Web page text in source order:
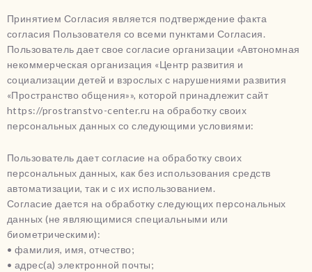
Принятием Согласия является подтверждение факта
согласия Пользователя со всеми пунктами Согласия.
Пользователь дает свое согласие организации «Автономная
некоммерческая организация «Центр развития и
социализации детей и взрослых с нарушениями развития
«Пространство общения»», которой принадлежит сайт
https://prostranstvo-center.ru на обработку своих
персональных данных со следующими условиями:
Пользователь дает согласие на обработку своих
персональных данных, как без использования средств
автоматизации, так и с их использованием.
Согласие дается на обработку следующих персональных
данных (не являющимися специальными или
биометрическими):
• фамилия, имя, отчество;
• адрес(а) электронной почты;